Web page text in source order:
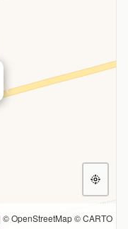
© OpenStreetMap © CARTO